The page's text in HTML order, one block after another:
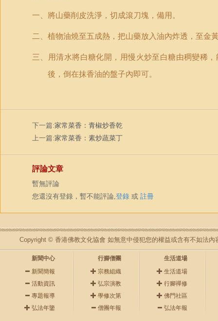
一、將山藥削皮洗淨，切成滾刀塊，備用。
二、植物油燒至五成熱，把山藥放入油內炸透，至金
三、用清水將白糖化開，用慢火炒至白糖由稠變稀
後，倒在抹香油的盤子內即可。
下一篇:家常菜香：青椒炒香乾
上一篇:家常菜香：素炒蔬菜丁
評論文章
暫無評論
您還沒有登錄，暫不能評論,登錄 或 註冊
Copyright © 香港佛教文化協會 如無意中侵犯您的權益或含有不如法內
新聞中心
新聞簡報
活動資訊
專題報導
弘法年鑒
行腳僧團
宗務組織
弘宗演教
學修次第
僧團年報
生活道場
生活道場
行腳禪修
佛門社區
弘法年報